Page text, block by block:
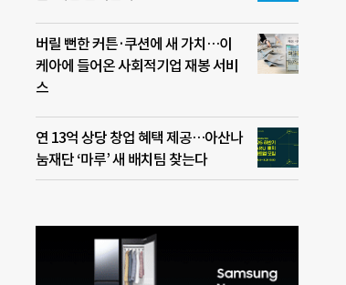
버릴 뻔한 커튼·쿠션에 새 가치…이
케아에 들어온 사회적기업 재봉 서비
스
연 13억 상당 창업 혜택 제공…아산나
눔재단 ‘마루’ 새 배치팀 찾는다